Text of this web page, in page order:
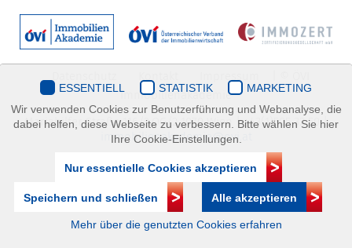
Immobilienakademie
Mariahilfer Straße 116/2.OG/2 1070 Wien | +43(1)505 32 50 |
immobilienakademie@ovi.at
ESSENTIELL STATISTIK
MARKETING
Wir verwenden Cookies zur Benutzerführung und Webanalyse, die
dabei helfen, diese Webseite zu verbessern. Bitte wählen Sie hier
Ihre Cookie-Einstellungen.
Nur essentielle Cookies akzeptieren
Speichern und schließen Alle akzeptieren
Mehr über die genutzten Cookies erfahren